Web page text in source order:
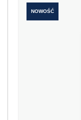
NOWOŚĆ